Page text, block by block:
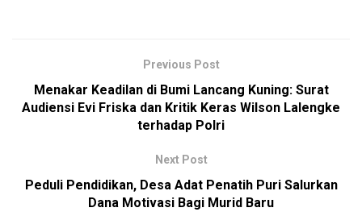
Previous Post
Menakar Keadilan di Bumi Lancang Kuning: Surat
Audiensi Evi Friska dan Kritik Keras Wilson Lalengke
terhadap Polri
Next Post
Peduli Pendidikan, Desa Adat Penatih Puri Salurkan
Dana Motivasi Bagi Murid Baru